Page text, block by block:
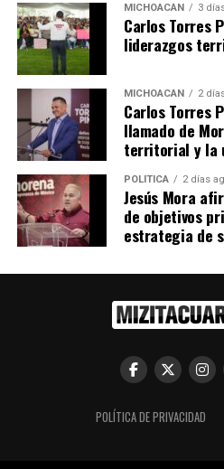
Me gusta esto:
Relacionado
Baltazar Gaona reconoce
públicos en Michoacán
2
MICHOACÁN 3
Carlos Torres
liderazgos
MICHOACÁN 2
Carlos Torres
llamado de
territorial y la
POLÍTICA 2 días
Jesús Mora
de objetivos
estrategia de
POLÍTICA DE PRIVACIDAD